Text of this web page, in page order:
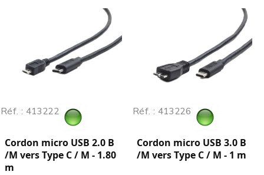
Réf. : 413222
Cordon micro USB 2.0 B
/M vers Type C / M - 1.80
m
Réf. : 413226
Cordon micro USB 3.0 B
/M vers Type C / M - 1 m